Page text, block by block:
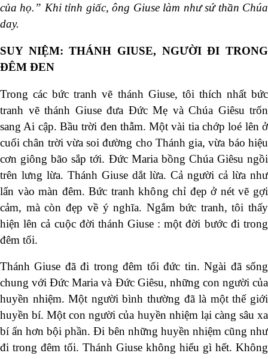
của họ.” Khi tỉnh giấc, ông Giuse làm như sứ thần Chúa
day.
SUY NIỆM:THÁNH GIUSE, NGƯỜI ĐI TRONG
ĐÊM ĐEN
Trong các bức tranh vẽ thánh Giuse, tôi thích nhất bức
tranh vẽ thánh Giuse đưa Đức Mẹ và Chúa Giêsu trốn
sang Ai cập. Bầu trời đen thẫm. Một vài tia chớp loé lên ở
cuối chân trời vừa soi đường cho Thánh gia, vừa báo hiệu
cơn giông bão sắp tới. Đức Maria bồng Chúa Giêsu ngồi
trên lưng lừa. Thánh Giuse dắt lừa. Cả người cả lừa như
lẩn vào màn đêm. Bức tranh không chỉ đẹp ở nét vẽ gợi
cảm, mà còn đẹp về ý nghĩa. Ngắm bức tranh, tôi thấy
hiện lên cả cuộc đời thánh Giuse : một đời bước đi trong
đêm tối.
Thánh Giuse đã đi trong đêm tối đức tin. Ngài đã sống
chung với Đức Maria và Đức Giêsu, những con người của
huyền nhiệm. Một người bình thường đã là một thế giới
huyền bí. Một con người của huyền nhiệm lại càng sâu xa
bí ẩn hơn bội phần. Đi bên những huyền nhiệm cũng như
đi trong đêm tối. Thánh Giuse không hiểu gì hết. Không